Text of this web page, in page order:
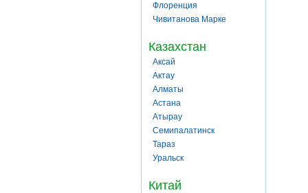
Флоренция
Чивитанова Марке
Казахстан
Аксай
Актау
Алматы
Астана
Атырау
Семипалатинск
Тараз
Уральск
Китай